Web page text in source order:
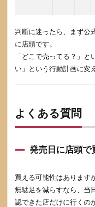
判断に迷ったら、まず公
に店頭です。
「どこで売ってる？」
い」という行動計画に変
よくある質問
発売日に店頭で
買える可能性はあります
無駄足を減らすなら、当
認できた店だけに行くの